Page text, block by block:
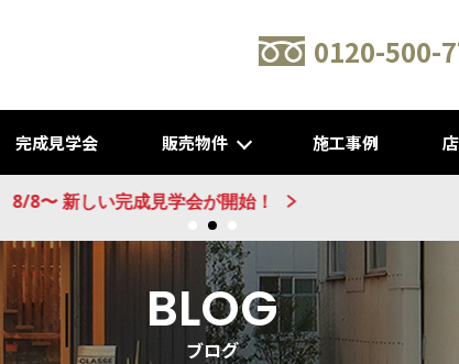
0120-500-
完成見学会 販売物件 施工事例
新建売物件 販売開始！@城陽
BLOG
ブログ